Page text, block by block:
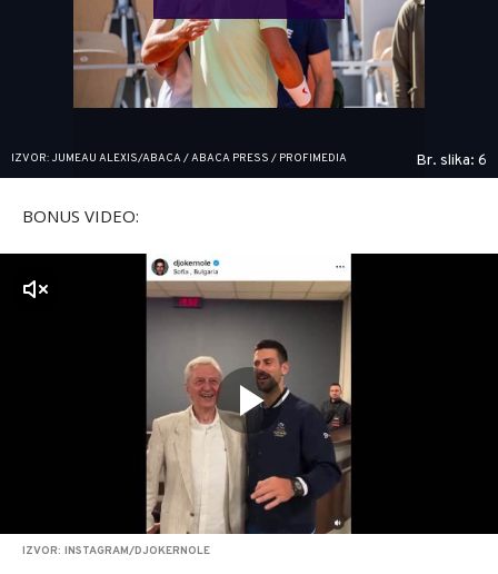
IZVOR: JUMEAU ALEXIS/ABACA / ABACA PRESS / PROFIMEDIA Br. slika: 6
BONUS VIDEO:
IZVOR: INSTAGRAM/DJOKERNOLE